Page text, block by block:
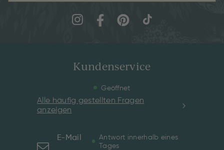
Kundenservice
Geöffnet
Alle häufig gestellten Fragen
anzeigen
E-Mail
Antwort innerhalb eines
Tages